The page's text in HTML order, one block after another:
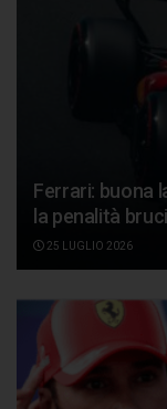
Ferrari: buona
la penalità
25 LUGLIO 2026